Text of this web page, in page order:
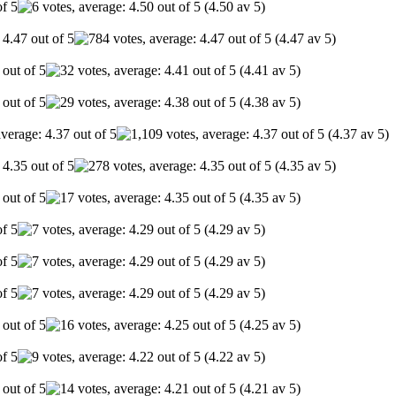
(4.50 av 5)
(4.47 av 5)
(4.41 av 5)
(4.38 av 5)
(4.37 av 5)
(4.35 av 5)
(4.35 av 5)
(4.29 av 5)
(4.29 av 5)
(4.29 av 5)
(4.25 av 5)
(4.22 av 5)
(4.21 av 5)